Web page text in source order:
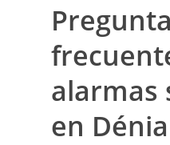
alarmas
en Dénia